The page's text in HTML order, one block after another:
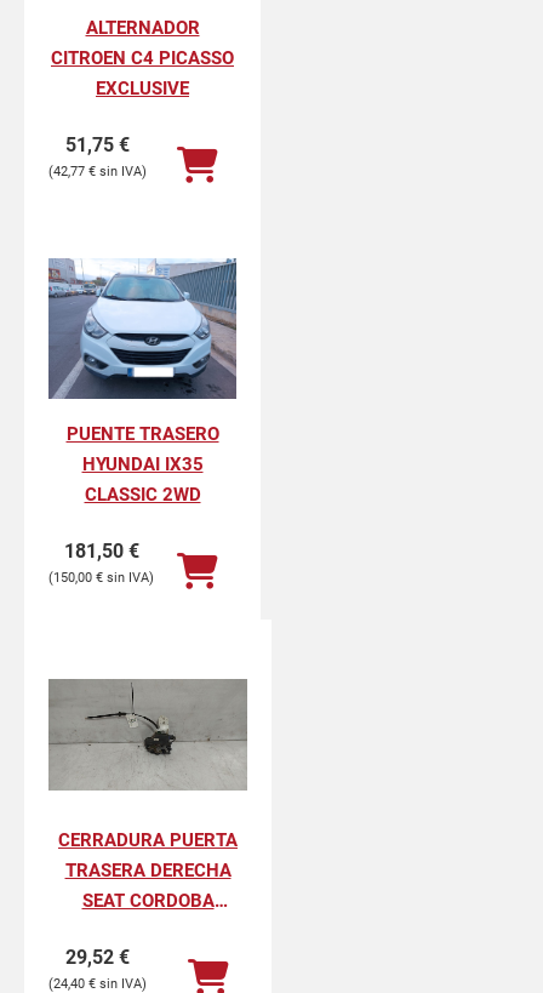
ALTERNADOR
CITROEN C4 PICASSO
EXCLUSIVE
51,75 €
42,77 €
PUENTE TRASERO
HYUNDAI IX35
CLASSIC 2WD
181,50 €
150,00 €
CERRADURA PUERTA
TRASERA DERECHA
SEAT CORDOBA
29,52 €
24,40 €